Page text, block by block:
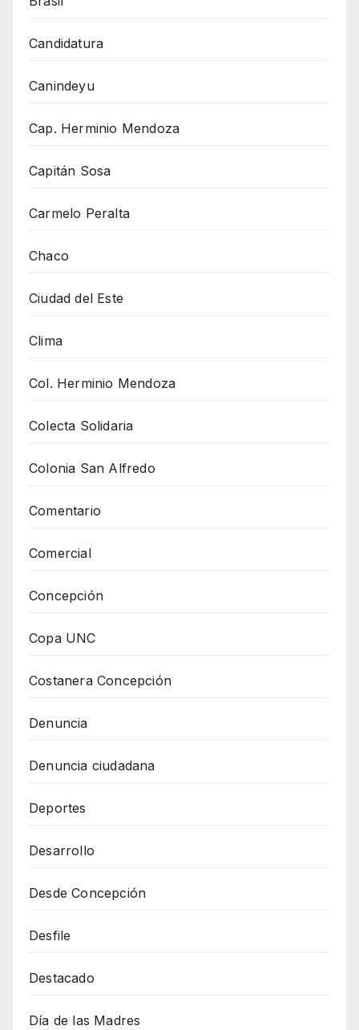
Candidatura
Canindeyu
Cap. Herminio Mendoza
Capitán Sosa
Carmelo Peralta
Chaco
Ciudad del Este
Clima
Col. Herminio Mendoza
Colecta Solidaria
Colonia San Alfredo
Comentario
Comercial
Concepción
Copa UNC
Costanera Concepción
Denuncia
Denuncia ciudadana
Deportes
Desarrollo
Desde Concepción
Desfile
Destacado
Día de las Madres